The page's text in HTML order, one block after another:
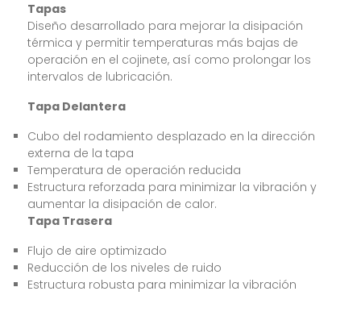
Tapas
Diseño desarrollado para mejorar la disipación
térmica y permitir temperaturas más bajas de
operación en el cojinete, así como prolongar los
intervalos de lubricación.
Tapa Delantera
Cubo del rodamiento desplazado en la dirección
externa de la tapa
Temperatura de operación reducida
Estructura reforzada para minimizar la vibración y
aumentar la disipación de calor.
Tapa Trasera
Flujo de aire optimizado
Reducción de los niveles de ruido
Estructura robusta para minimizar la vibración